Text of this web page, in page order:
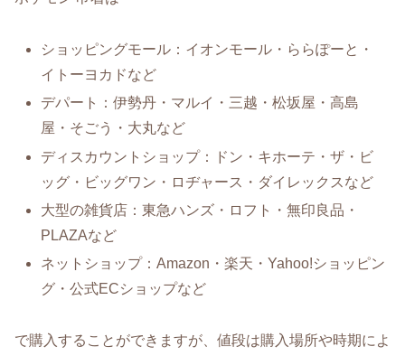
ショッピングモール：イオンモール・ららぽーと・
イトーヨカドなど
デパート：伊勢丹・マルイ・三越・松坂屋・高島
屋・そごう・大丸など
ディスカウントショップ：ドン・キホーテ・ザ・ビ
ッグ・ビッグワン・ロヂャース・ダイレックスなど
大型の雑貨店：東急ハンズ・ロフト・無印良品・
PLAZAなど
ネットショップ：Amazon・楽天・Yahoo!ショッピン
グ・公式ECショップなど
で購入することができますが、値段は購入場所や時期によ